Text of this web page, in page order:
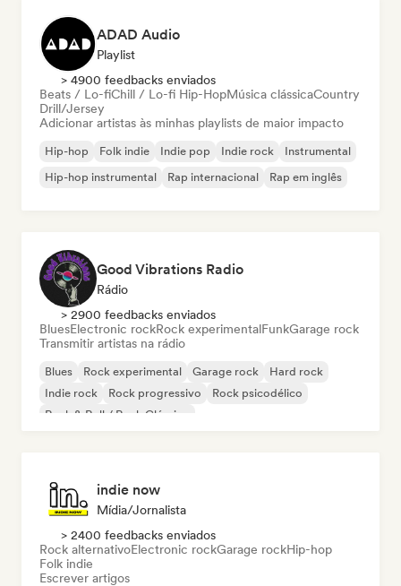
ADAD Audio
Playlist
> 4900 feedbacks enviados
Beats / Lo-fiChill / Lo-fi Hip-HopMúsica clássicaCountry
Drill/Jersey
Adicionar artistas às minhas playlists de maior impacto
Hip-hop Folk indie Indie pop Indie rock
Instrumental
Hip-hop instrumental
Rap internacional Rap em inglês
Good Vibrations Radio
Rádio
> 2900 feedbacks enviados
BluesElectronic rockRock experimentalFunkGarage rock
Transmitir artistas na rádio
Blues Rock experimental Garage rock
Hard rock
Indie rock
Rock progressivo
Rock psicodélico
Rock & Roll / Rock Clássico
indie now
Mídia/Jornalista
> 2400 feedbacks enviados
Rock alternativoElectronic rockGarage rockHip-hop
Folk indie
Escrever artigos